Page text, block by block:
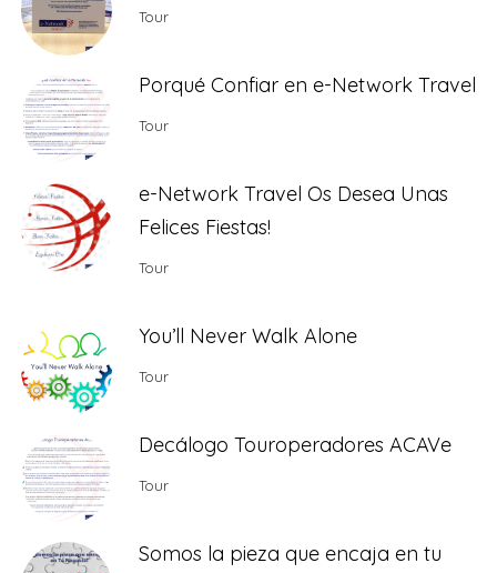
Tour
Porqué Confiar en e-Network Travel
Tour
e-Network Travel Os Desea Unas
Felices Fiestas!
Tour
You’ll Never Walk Alone
Tour
Decálogo Touroperadores ACAVe
Tour
Somos la pieza que encaja en tu